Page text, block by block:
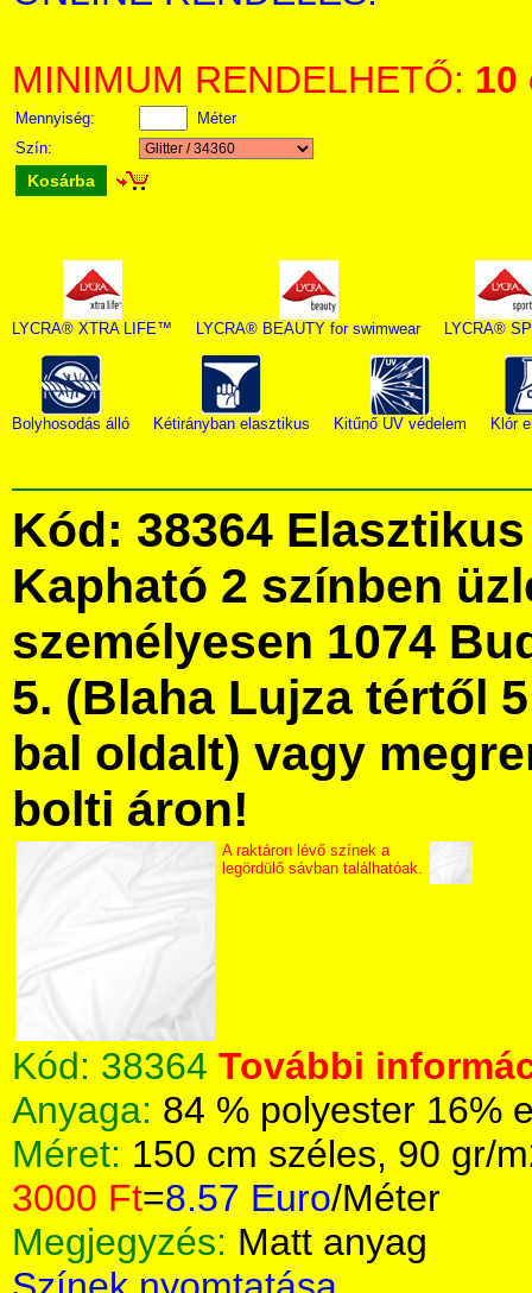
MINIMUM RENDELHETŐ: 10
Mennyiség:
Méter
Szín:
Kosárba
LYCRA® XTRA LIFE™ LYCRA® BEAUTY for swimwear LYCRA®
Bolyhosodás álló Kétirányban elasztikus Kitűnő UV védelem Klór
Kód: 38364
Kapható 2 színben
személyesen 1074
5. (Blaha Lujza tértől
bal oldalt) vagy
bolti áron!
A raktáron lévő színek a
legördülő sávban találhatóak.
Kód: 38364 További
Anyaga: 84 % polyester 16%
Méret: 150 cm széles, 90 gr/
3000 Ft=8.57 Euro/Méter
Megjegyzés: Matt anyag